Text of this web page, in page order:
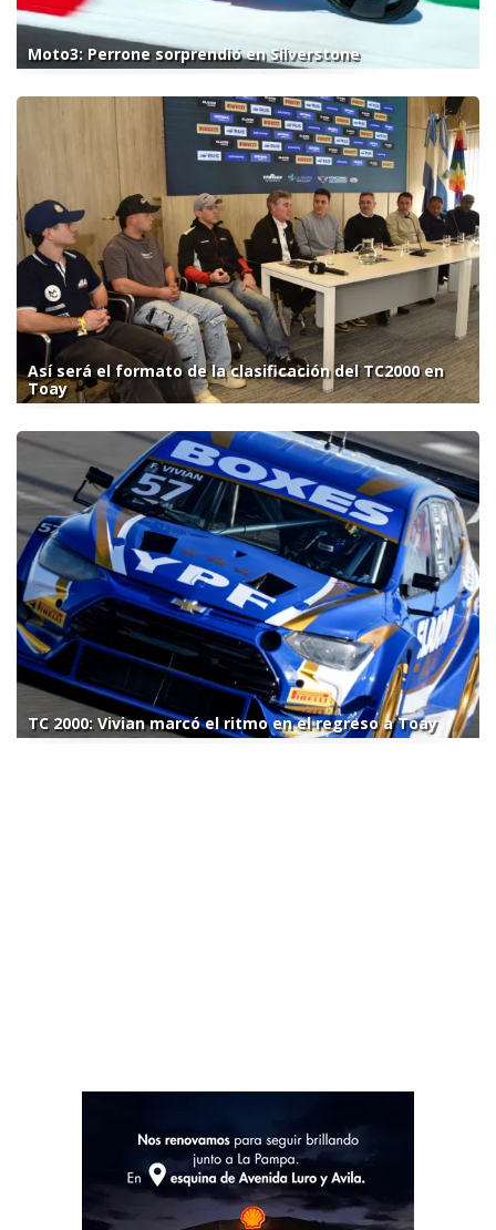
Moto3: Perrone sorprendió en Silverstone
Así será el formato de la clasificación del TC2000 en
Toay
TC 2000: Vivian marcó el ritmo en el regreso a Toay